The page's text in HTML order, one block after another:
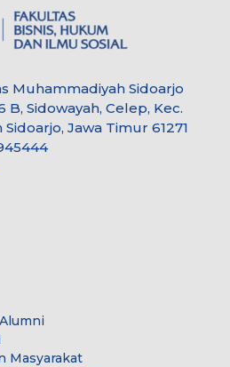
Muhammadiyah Sidoarjo
B, Sidowayah, Celep, Kec.
Jawa Timur 61271
Masyarakat